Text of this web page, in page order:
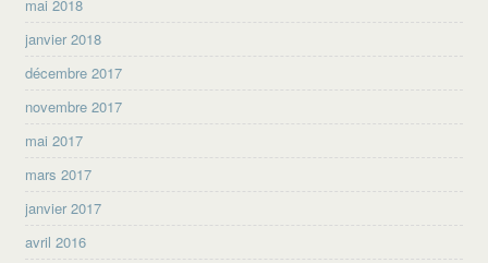
mai 2018
janvier 2018
décembre 2017
novembre 2017
mai 2017
mars 2017
janvier 2017
avril 2016